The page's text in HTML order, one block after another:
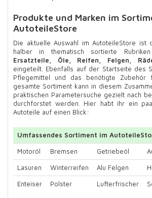
Produkte und Marken im
AutoteileStore
Die aktuelle Auswahl im AutoteileStore ist
halber in thematisch sortierte
Ersatzteile, Öle, Reifen, Felgen,
eingeteilt. Ebenfalls auf der Startseite des
Pflegemittel und das benötigte Zubehör
gesamte Sortiment kann in diesem
praktischen Parametersuche gezielt nach
durchforstet werden. Hier habt ihr ein
Autoteile auf einen Blick:
Umfassendes Sortiment im
Motoröl
Bremsen Getriebeöl
Lasuren
Winterreifen Alu Felgen
Enteiser
Polster Lufterfrischer